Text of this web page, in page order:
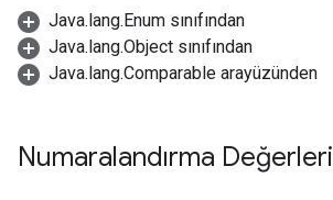
Java.lang.Enum sınıfından
Java.lang.Object sınıfından
Java.lang.Comparable arayüzünden
Numaralandırma Değerleri